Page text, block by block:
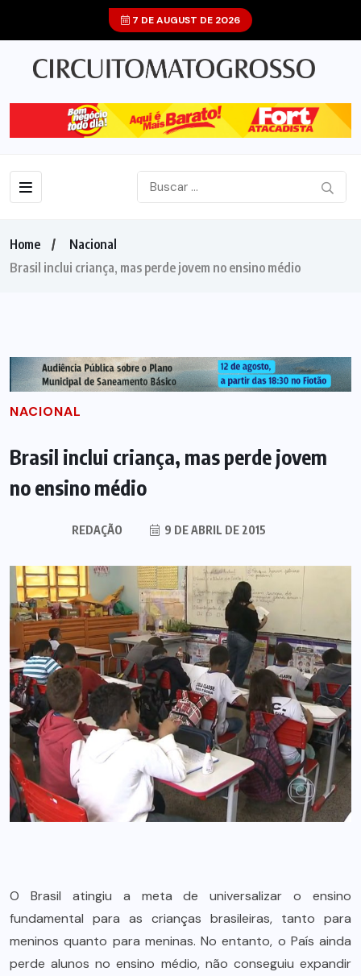
7 DE AUGUST DE 2026
Home
Nacional
Brasil inclui criança, mas perde jovem no ensino médio
NACIONAL
Brasil inclui criança, mas perde jovem
no ensino médio
REDAÇÃO 9 DE ABRIL DE 2015
O Brasil atingiu a meta de universalizar o ensino
fundamental para as crianças brasileiras, tanto para
meninos quanto para meninas. No entanto, o País ainda
perde alunos no ensino médio, não conseguiu expandir